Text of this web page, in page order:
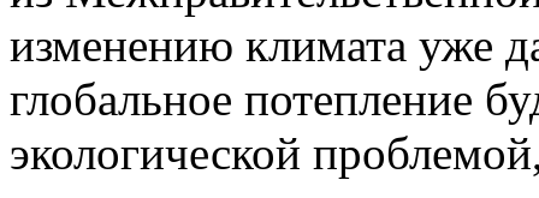
изменению климата уже
глобальное потепление
экологической